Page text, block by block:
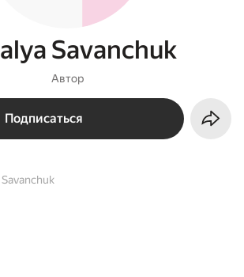
Savanchuk
Автор
Подписаться